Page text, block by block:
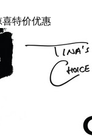
喜特价优惠